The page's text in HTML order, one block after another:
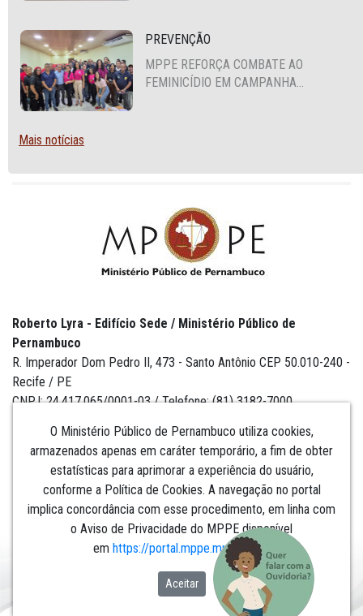
PREVENÇÃO
MPPE REFORÇA COMBATE AO
FEMINICÍDIO EM CAMPANHA
Mais notícias
O Ministério Público de Pernambuco utiliza cookies,
armazenados apenas em caráter temporário, a fim de obter
estatísticas para aprimorar a experiência do usuário,
conforme a Política de Cookies. A navegação no portal
implica concordância com esse procedimento, em linha com
o Aviso de Privacidade do MPPE disponível
em https://portal.mppe.mp.br/lgpd.​​​​​​​
Aceitar
Roberto Lyra - Edifício Sede / Ministério Público de
Pernambuco
R. Imperador Dom Pedro II, 473 - Santo Antônio CEP 50.010-240 -
Recife / PE
CNPJ: 24.417.065/0001-03 / Telefone: (81) 3182-7000
Institucional
Comunicação